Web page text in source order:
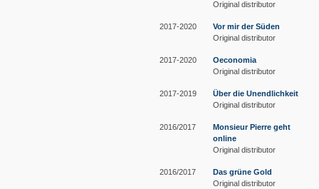
Original distributor
2017-2020
Vor mir der Süden
Original distributor
2017-2020
Oeconomia
Original distributor
2017-2019
Über die Unendlichkeit
Original distributor
2016/2017
Monsieur Pierre geht
online
Original distributor
2016/2017
Das grüne Gold
Original distributor